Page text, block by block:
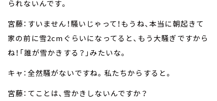
られないんです。
宮藤：すいません！騒いじゃって！もうね、本当に朝起きて
家の前に雪2cmぐらいになってると、もう大騒ぎですから
ね！「誰が雪かきする？」みたいな。
キャ：全然騒がないですね。私たちからすると。
宮藤：てことは、雪かきしないんですか？